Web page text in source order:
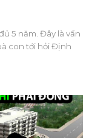
5 năm. Đây là vấn
con tới hỏi Định